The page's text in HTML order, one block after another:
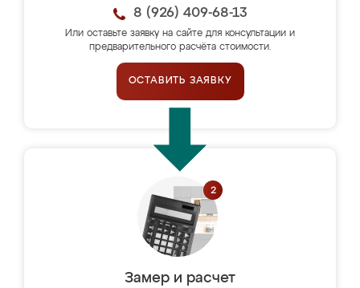
8 (926) 409-68-13
Или оставьте заявку на сайте для консультации и
предварительного расчёта стоимости.
ОСТАВИТЬ ЗАЯВКУ
Замер и расчет